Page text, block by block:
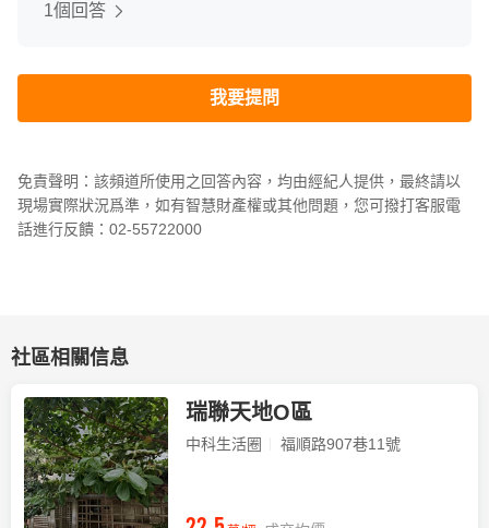
1個回答
我要提問
免責聲明：該頻道所使用之回答內容，均由經紀人提供，最終請以
現場實際狀況爲準，如有智慧財產權或其他問題，您可撥打客服電
話進行反饋：02-55722000
社區相關信息
瑞聯天地O區
中科生活圈 福順路907巷11號